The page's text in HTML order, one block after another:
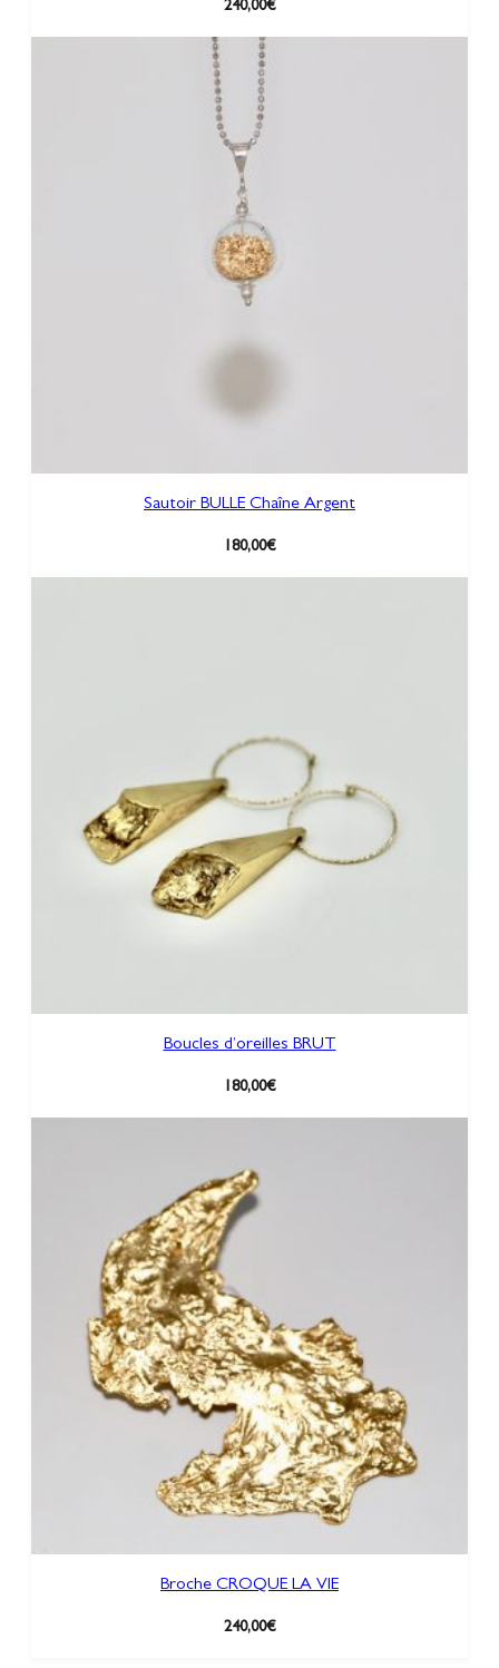
240,00€
Sautoir BULLE Chaîne Argent
180,00€
Boucles d’oreilles BRUT
180,00€
Broche CROQUE LA VIE
240,00€